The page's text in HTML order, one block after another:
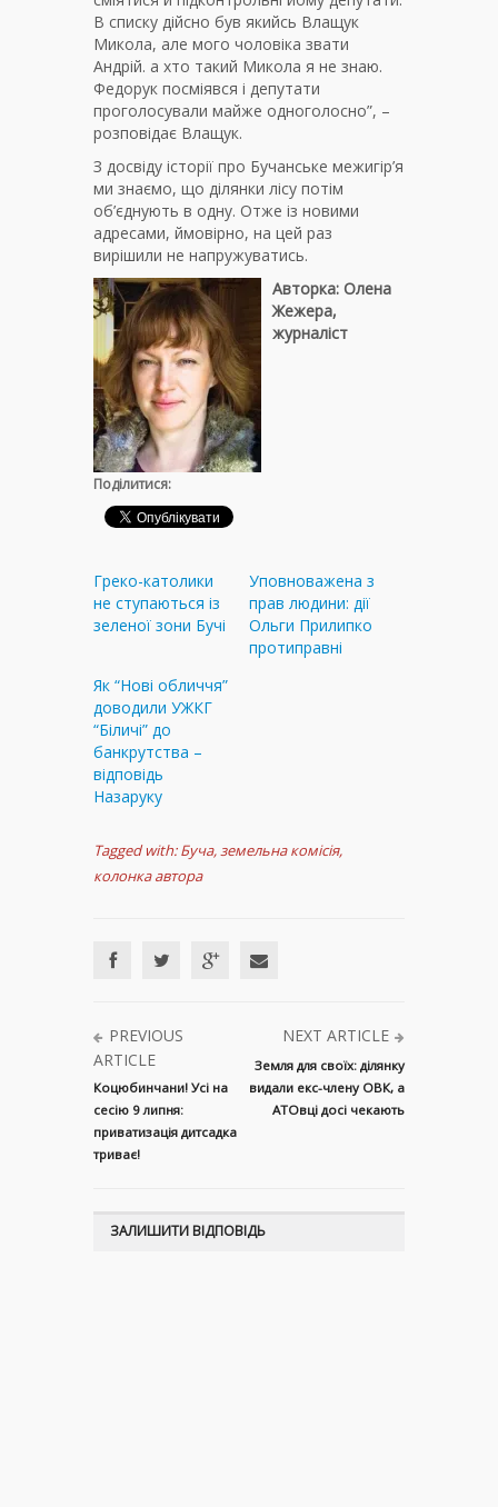
В списку дійсно був якийсь Влащук
Микола, але мого чоловіка звати
Андрій. а хто такий Микола я не знаю.
Федорук посміявся і депутати
проголосували майже одноголосно”, –
розповідає Влащук.
З досвіду історії про Бучанське межигір’я
ми знаємо, що ділянки лісу потім
об’єднують в одну. Отже із новими
адресами, ймовірно, на цей раз
вирішили не напружуватись.
Авторка: Олена
Жежера,
журналіст
Поділитися:
Греко-католики
не ступаються із
зеленої зони Бучі
Уповноважена з
прав людини: дії
Ольги Прилипко
протиправні
Як “Нові обличчя”
доводили УЖКГ
“Біличі” до
банкрутства –
відповідь
Назаруку
Tagged with: Буча, земельна комісія,
колонка автора
PREVIOUS
ARTICLE
Коцюбинчани! Усі на
сесію 9 липня:
приватизація дитсадка
триває!
NEXT ARTICLE
Земля для своїх: ділянку
видали екс-члену ОВК, а
АТОвці досі чекають
ЗАЛИШИТИ ВІДПОВІДЬ